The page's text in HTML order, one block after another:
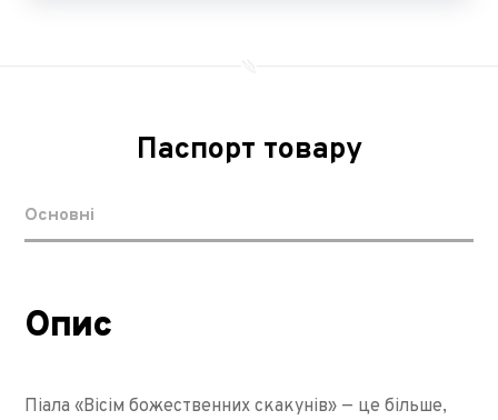
Паспорт товару
Основні
Опис
Піала «Вісім божественних скакунів» — це більше,